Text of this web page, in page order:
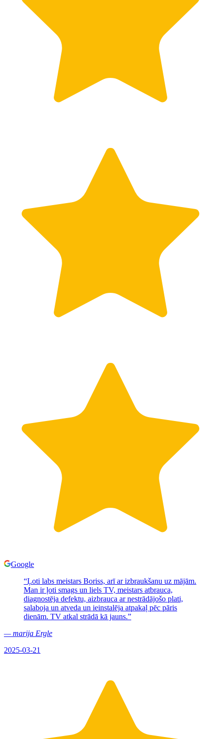
Google
“Ļoti labs meistars Boriss, arī ar izbraukšanu uz mājām.
Man ir ļoti smags un liels TV, meistars atbrauca,
diagnostēja defektu, aizbrauca ar nestrādājošo plati,
salaboja un atveda un ieinstalēja atpakaļ pēc pāris
dienām. TV atkal strādā kā jauns.”
—marija Ergle
2025-03-21